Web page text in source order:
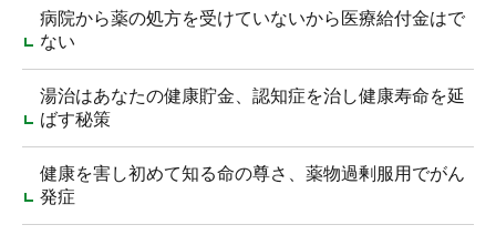
病院から薬の処方を受けていないから医療給付金はで
ない
湯治はあなたの健康貯金、認知症を治し健康寿命を延
ばす秘策
健康を害し初めて知る命の尊さ、薬物過剰服用でがん
発症